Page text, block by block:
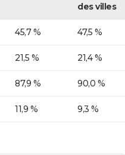
des villes
45,7 % 47,5 %
21,5 % 21,4 %
87,9 % 90,0 %
11,9 % 9,3 %